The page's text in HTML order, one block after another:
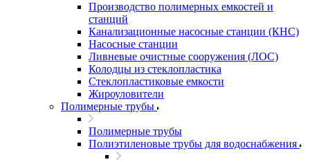
Производство полимерных емкостей и
станций
Канализационные насосные станции (КНС)
Насосные станции
Ливневые очистные сооружения (ЛОС)
Колодцы из стеклопластика
Стеклопластиковые емкости
Жироуловители
Полимерные трубы
Полимерные трубы
Полиэтиленовые трубы для водоснабжения